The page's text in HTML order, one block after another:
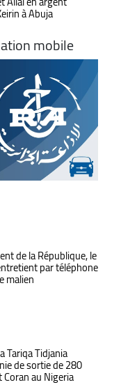
à Abuja
mobile
de la République, le
par téléphone
malien
Tariqa Tidjania
de sortie de 280
au Nigeria